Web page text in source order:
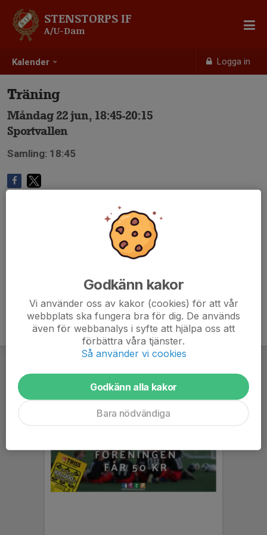
Kalender Logga in
STENSTORPS IF
A/U-Dam
Träning
Måndag 22 jun, 18:45-20:15
Sportvallen
Samling: 18:45
Godkänn kakor
Vi använder oss av kakor (cookies) för att vår
webbplats ska fungera bra för dig. De används
även för webbanalys i syfte att hjälpa oss att
förbättra våra tjänster.
Så använder vi cookies
Godkänn alla kakor
Bara nödvändiga